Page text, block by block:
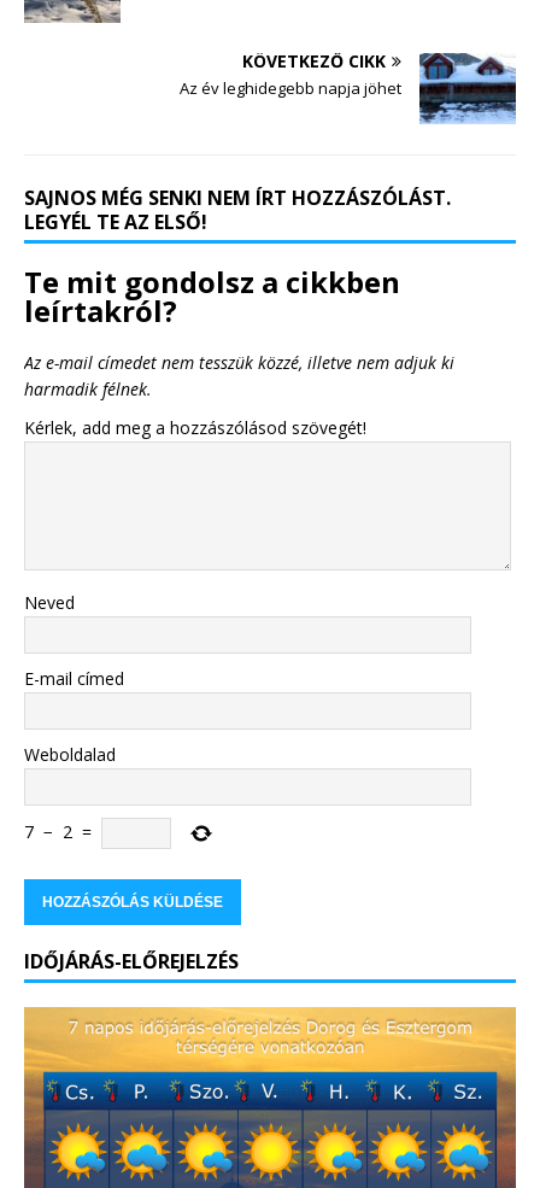
KÖVETKEZŐ CIKK
Az év leghidegebb napja jöhet
SAJNOS MÉG SENKI NEM ÍRT HOZZÁSZÓLÁST.
LEGYÉL TE AZ ELSŐ!
Te mit gondolsz a cikkben
leírtakról?
Az e-mail címedet nem tesszük közzé, illetve nem adjuk ki
harmadik félnek.
Kérlek, add meg a hozzászólásod szövegét!
Neved
E-mail címed
Weboldalad
7 − 2 =
IDŐJÁRÁS-ELŐREJELZÉS